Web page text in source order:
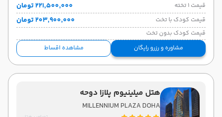
قیمت 1 تخته ۲۲۱٬۵۰۰٬۰۰۰ تومان
قیمت کودک با تخت ۲۰۳٬۹۰۰٬۰۰۰ تومان
قیمت کودک بدون تخت
مشاوره و رزرو رایگان
مشاهده اقساط
هتل میلینیوم پلازا دوحه
MILLENNIUM PLAZA DOHA